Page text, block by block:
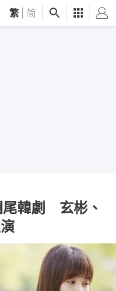
繁 简
尾韓劇 玄彬、